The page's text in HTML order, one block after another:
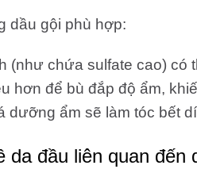
dầu gội phù hợp:
(như chứa sulfate cao) có
hơn để bù đắp độ ẩm,
dưỡng ẩm sẽ làm tóc bết
da đầu liên quan đến